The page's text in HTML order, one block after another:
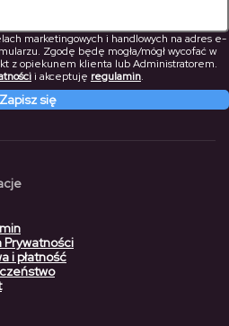
marketingowych i handlowych na adres e-
Zgodę będę mogła/mógł wycofać w
z opiekunem klienta lub Administratorem.
i akceptuję regulamin.
Zapisz się
Prywatności
i płatność